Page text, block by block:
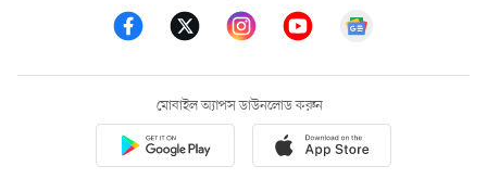
মোবাইল অ্যাপস ডাউনলোড করুন